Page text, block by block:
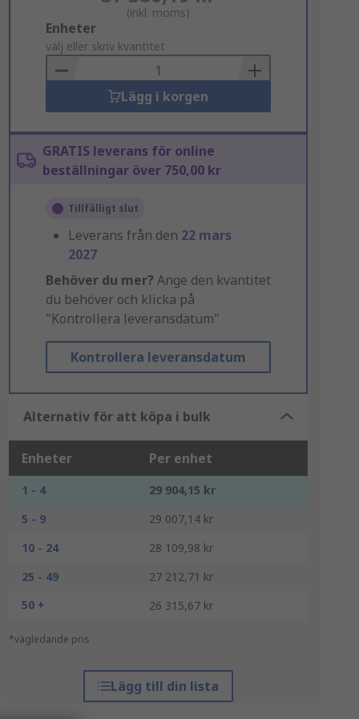
(inkl. moms)
Add
to
Basket
Enheter
välj eller skriv kvantitet
Lägg i korgen
GRATIS leverans för online
beställningar över 750,00 kr
Tillfälligt slut
Leverans från den 22 mars
2027
Behöver du mer? Ange den kvantitet
du behöver och klicka på
"Kontrollera leveransdatum"
Kontrollera leveransdatum
Alternativ för att köpa i bulk
Enheter Per enhet
1 - 4
29 904,15 kr
5 - 9
29 007,14 kr
10 - 24
28 109,98 kr
25 - 49
27 212,71 kr
50 +
26 315,67 kr
*vägledande pris
Lägg till din lista